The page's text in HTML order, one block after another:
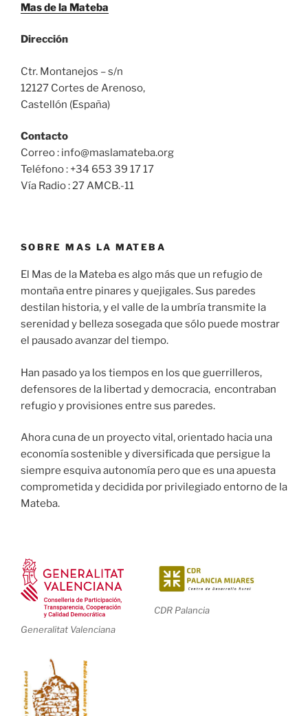
Mas de la Mateba
Dirección
Ctr. Montanejos – s/n
12127 Cortes de Arenoso,
Castellón (España)
Contacto
Correo : info@maslamateba.org
Teléfono : +34 653 39 17 17
Vía Radio : 27 AMCB.-11
SOBRE MAS LA MATEBA
El Mas de la Mateba es algo más que un refugio de
montaña entre pinares y quejigales. Sus paredes
destilan historia, y el valle de la umbría transmite la
serenidad y belleza sosegada que sólo puede mostrar
el pausado avanzar del tiempo.
Han pasado ya los tiempos en los que guerrilleros,
defensores de la libertad y democracia, encontraban
refugio y provisiones entre sus paredes.
Ahora cuna de un proyecto vital, orientado hacia una
economía sostenible y diversificada que persigue la
siempre esquiva autonomía pero que es una apuesta
comprometida y decidida por privilegiado entorno de la
Mateba.
Generalitat Valenciana
CDR Palancia